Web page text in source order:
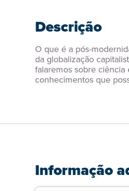
Descrição
O que é a pós-
da globalização
falaremos sobre
conhecimentos que
Informação